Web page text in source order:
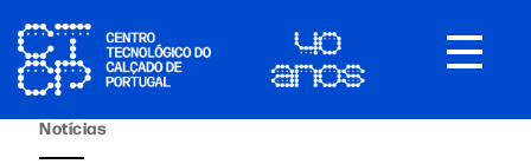
Toggle
Notícias